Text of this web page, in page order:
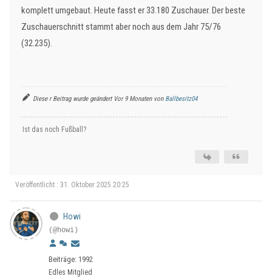
komplett umgebaut. Heute fasst er 33.180 Zuschauer. Der beste
Zuschauerschnitt stammt aber noch aus dem Jahr 75/76
(32.235).
Diese r Beitrag wurde geändert Vor 9 Monaten von Ballbesitz04
Ist das noch Fußball?
Veröffentlicht : 31. Oktober 2025 20:25
Howi
(@howi)
Beiträge: 1992
Edles Mitglied